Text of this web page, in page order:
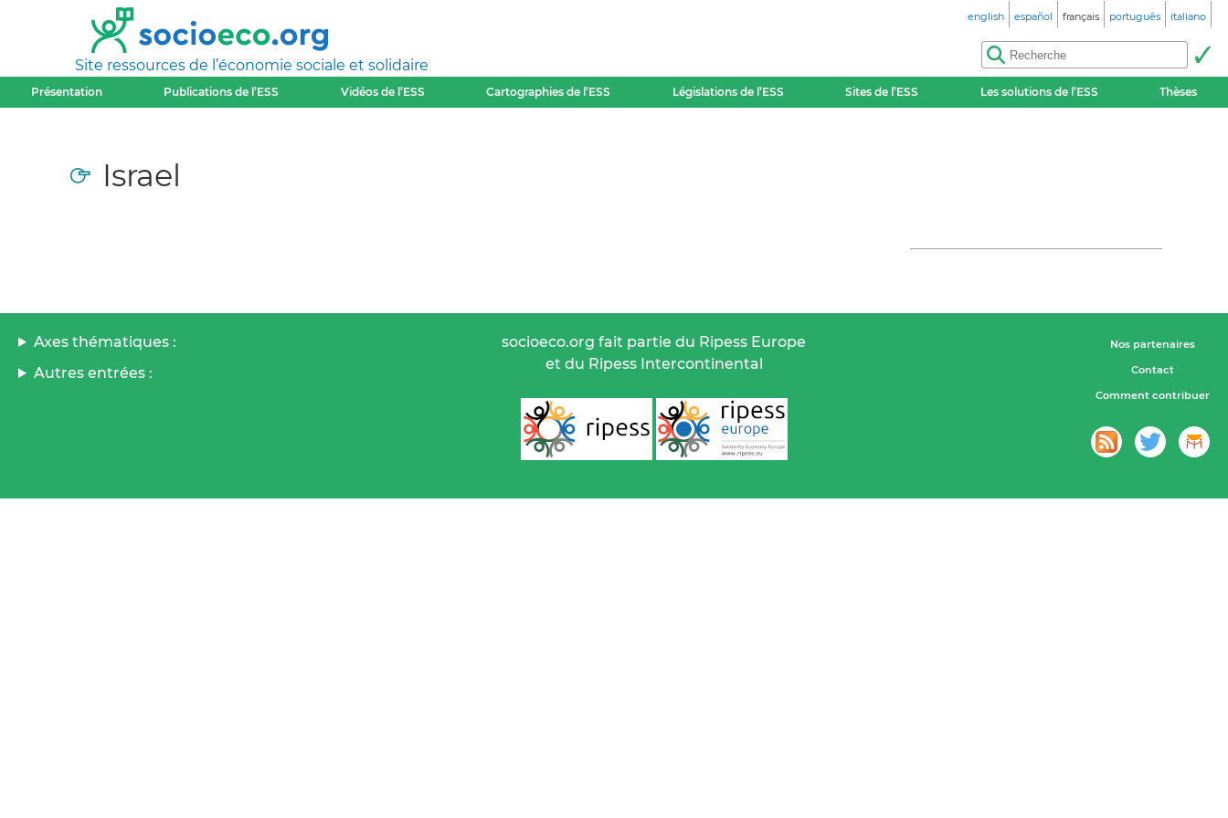
Site ressources de l’économie sociale et solidaire
english español français português italiano
Présentation Publications de l’ESS Vidéos de l’ESS Cartographies de l’ESS Législations de l’ESS Sites de l’ESS Les solutions de l’ESS Thèses
Israel
Axes thématiques :
Autres entrées :
socioeco.org fait partie du Ripess Europe
et du Ripess Intercontinental
Nos partenaires
Contact
Comment contribuer